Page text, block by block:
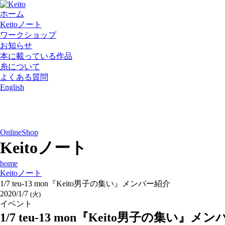
ホーム
Keitoノート
ワークショップ
お知らせ
本に載っている作品
糸について
よくある質問
English
OnlineShop
Keitoノート
home
Keitoノート
1/7 teu-13 mon『Keito男子の集い』メンバー紹介
2020/1/7 (火)
イベント
1/7 teu-13 mon『Keito男子の集い』メン